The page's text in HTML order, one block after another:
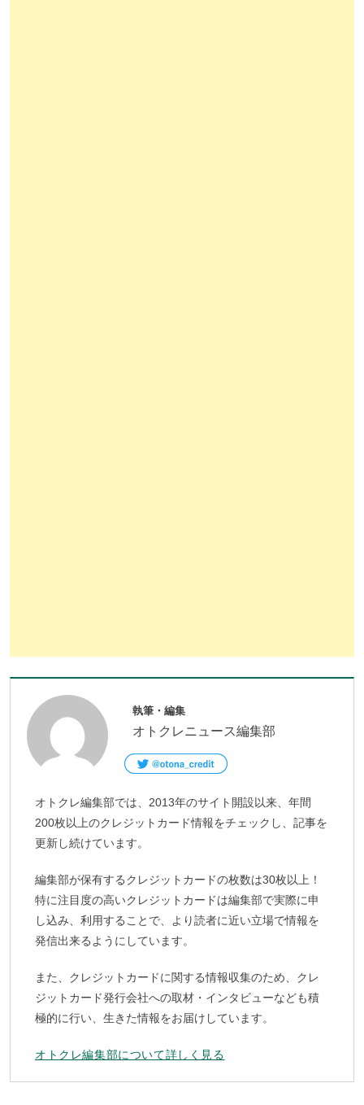
執筆・編集
オトクレニュース編集部
オトクレ編集部では、2013年のサイト開設以来、年間
200枚以上のクレジットカード情報をチェックし、記事を
更新し続けています。
編集部が保有するクレジットカードの枚数は30枚以上！
特に注目度の高いクレジットカードは編集部で実際に申
し込み、利用することで、より読者に近い立場で情報を
発信出来るようにしています。
また、クレジットカードに関する情報収集のため、クレ
ジットカード発行会社への取材・インタビューなども積
極的に行い、生きた情報をお届けしています。
オトクレ編集部について詳しく見る